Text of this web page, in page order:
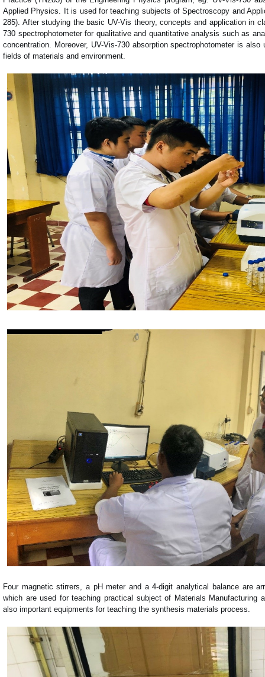
Applied Physics. It is used for teaching subjects of Spectroscopy and
285). After studying the basic UV-Vis theory, concepts and application in
730 spectrophotometer for qualitative and quantitative analysis such as
concentration. Moreover, UV-Vis-730 absorption spectrophotometer is
fields of materials and environment.
Four magnetic stirrers, a pH meter and a 4-digit analytical balance are
which are used for teaching practical subject of Materials Manufacturing
also important equipments for teaching the synthesis materials process.